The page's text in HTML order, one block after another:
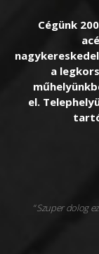
Cégünk
a
el.
Szuper dolog